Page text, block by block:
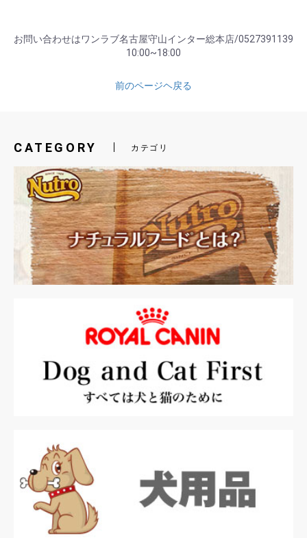
お問い合わせはワンラブ名古屋守山インター総本店/0527391139
10:00~18:00
前のページヘ戻る
CATEGORY カテゴリ